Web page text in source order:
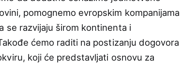
pomognemo evropskim
se razvijaju širom kontinenta i
ćemo raditi na postizanju dogovora
koji će predstavljati osnovu za